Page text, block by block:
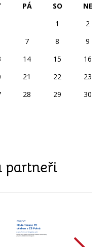
PÁ SO
NE
1
2
7 8
9
14 15
16
21 22
23
28 29
30
partneři